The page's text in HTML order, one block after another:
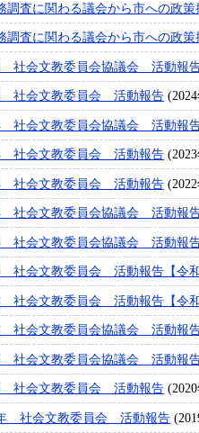
調査に関わる議会から市への政策
調査に関わる議会から市への政策
社会文教委員会協議会 活動報
社会文教委員会 活動報告
社会文教委員会協議会 活動報
社会文教委員会 活動報告
社会文教委員会 活動報告
社会文教委員会協議会 活動報
社会文教委員会協議会 活動報告
社会文教委員会 活動報告【令和
社会文教委員会 活動報告【令和
社会文教委員会協議会 活動報告
社会文教委員会協議会 活動報
社会文教委員会 活動報告
社会文教委員会 活動報告